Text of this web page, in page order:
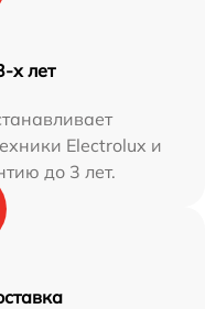
х лет
Electrolux и
до 3 лет.